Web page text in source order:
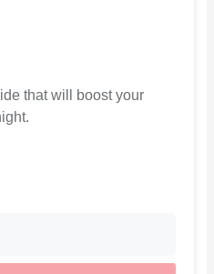
that will boost your